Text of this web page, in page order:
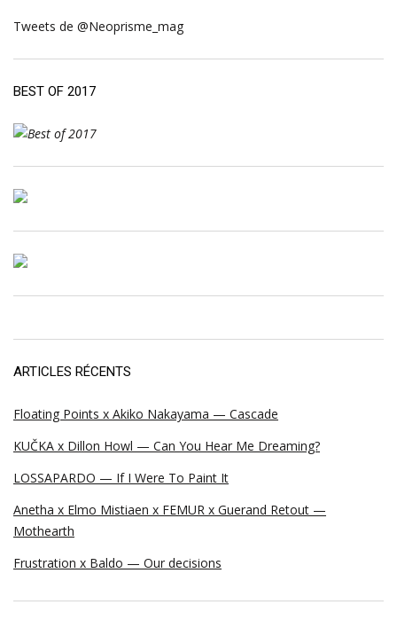
Tweets de @Neoprisme_mag
BEST OF 2017
ARTICLES RÉCENTS
Floating Points x Akiko Nakayama — Cascade
KUČKA x Dillon Howl — Can You Hear Me Dreaming?
LOSSAPARDO — If I Were To Paint It
Anetha x Elmo Mistiaen x FEMUR x Guerand Retout —
Mothearth
Frustration x Baldo — Our decisions